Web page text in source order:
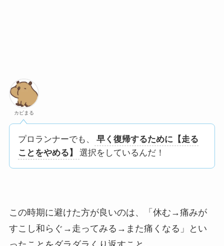
カピまる
ことをやめる】 選択をしているんだ！
すこし和らぐ→走ってみる→また痛くなる」とい
ったことをダラダラくり返すこと。